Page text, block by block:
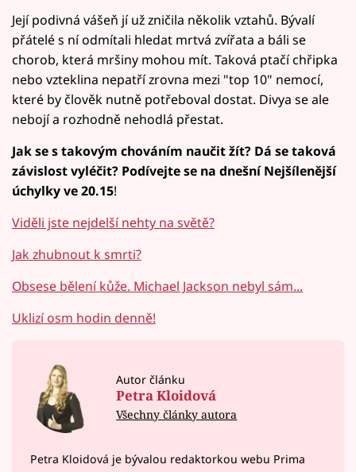
Její podivná vášeň jí už zničila několik vztahů. Bývalí
přátelé s ní odmítali hledat mrtvá zvířata a báli se
chorob, která mršiny mohou mít. Taková ptačí chřipka
nebo vzteklina nepatří zrovna mezi "top 10" nemocí,
které by člověk nutně potřeboval dostat. Divya se ale
nebojí a rozhodně nehodlá přestat.
Jak se s takovým chováním naučit žít? Dá se taková
závislost vyléčit? Podívejte se na dnešní Nejšílenější
úchylky ve 20.15!
Viděli jste nejdelší nehty na světě?
Jak zhubnout k smrti?
Obsese bělení kůže. Michael Jackson nebyl sám...
Uklizí osm hodin denně!
Autor článku
Petra Kloidová
Všechny články autora
Petra Kloidová je bývalou redaktorkou webu Prima